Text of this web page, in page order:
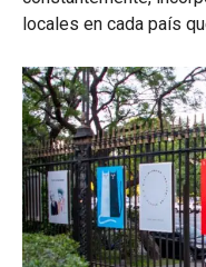
locales en cada país